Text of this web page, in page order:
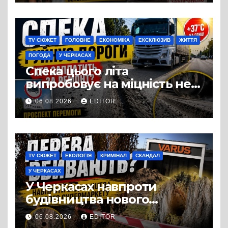
Три», що займається
виробництвом м’яса птиці
TV СЮЖЕТ ГОЛОВНЕ ЕКОНОМІКА ЕКСКЛЮЗИВ ЖИТТЯ
ПОГОДА У ЧЕРКАСАХ
Спека цього літа
випробовує на міцність не
лише людей, а й дороги
Черкас
06.08.2026 EDITOR
TV СЮЖЕТ ЕКОЛОГІЯ КРИМІНАЛ СКАНДАЛ
У ЧЕРКАСАХ
У Черкасах навпроти
будівництва нового
супермаркету VARUS на
проспекті Перемоги всохли
06.08.2026 EDITOR